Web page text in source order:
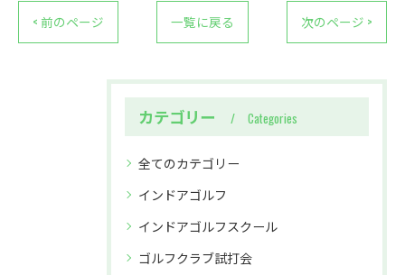
< 前のページ 一覧に戻る 次のページ >
カテゴリー Categories
全てのカテゴリー
インドアゴルフ
インドアゴルフスクール
ゴルフクラブ試打会